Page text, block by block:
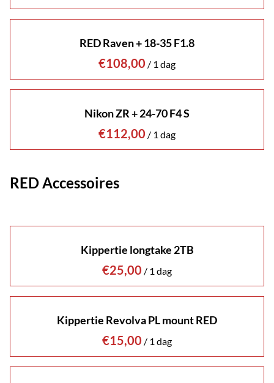
RED Raven + 18-35 F1.8
/
Nikon ZR + 24-70 F4 S
/
RED Accessoires
Kippertie longtake 2TB
/
Kippertie Revolva PL mount RED
/